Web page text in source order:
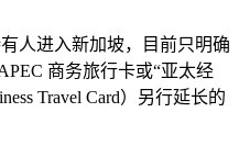
人进入新加坡，目前只明确
商务旅行卡或“亚太经
Travel Card）另行延长的